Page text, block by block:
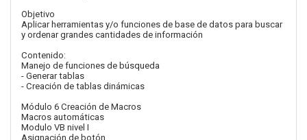
Objetivo
Aplicar herramientas y/o funciones de base de datos para buscar
y ordenar grandes cantidades de información
Contenido:
Manejo de funciones de búsqueda
- Generar tablas
- Creación de tablas dinámicas
Módulo 6 Creación de Macros
Macros automáticas
Modulo VB nivel I
Asignación de botón